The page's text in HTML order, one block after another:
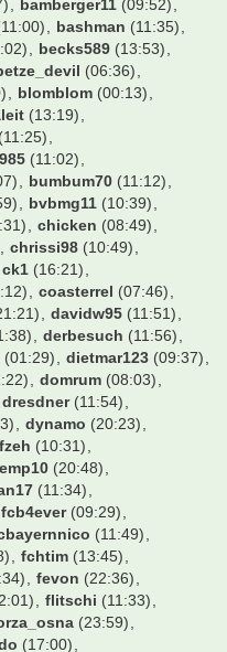
bamberger11 (09:52)
bashman (11:35)
becks589 (13:53)
(06:36)
blomblom (00:13)
(13:19)
(11:25)
(11:02)
bumbum70 (11:12)
bvbmg11 (10:39)
chicken (08:49)
chrissi98 (10:49)
ck1 (16:21)
coasterrel (07:46)
davidw95 (11:51)
derbesuch (11:56)
(01:29) dietmar123 (09:37)
domrum (08:03)
dresdner (11:54)
dynamo (20:23)
(10:31)
emp10 (20:48)
(11:34)
fcb4ever (09:29)
(11:49)
fchtim (13:45)
fevon (22:36)
flitschi (11:33)
(23:59)